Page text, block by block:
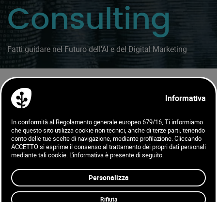
Consulting
Fatti guidare nel Futuro dell'AI e del Digital Marketing
Search On Consulting al WMF 2026!
SCOPRI QUERY THE FUTURE
Con Consulting,una delle 4 Business
Unit di Search On,